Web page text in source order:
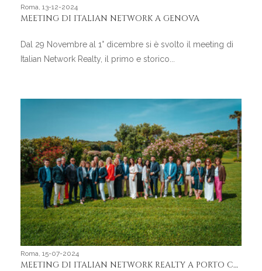
Roma, 13-12-2024
MEETING DI ITALIAN NETWORK A GENOVA
Dal 29 Novembre al 1° dicembre si è svolto il meeting di
Italian Network Realty, il primo e storico...
Roma, 15-07-2024
MEETING DI ITALIAN NETWORK REALTY A PORTO CERVO